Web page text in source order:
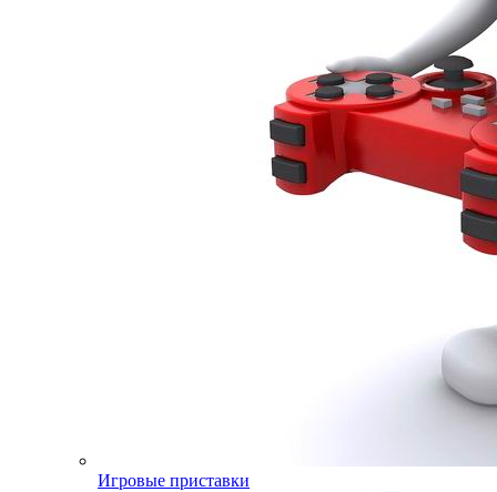
Игровые приставки